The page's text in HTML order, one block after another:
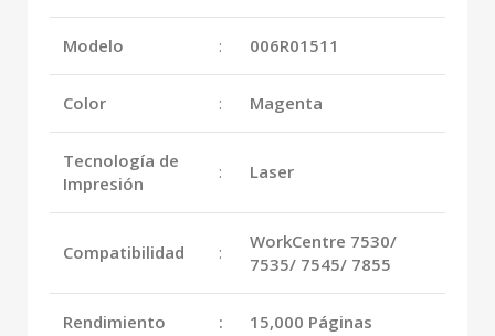
Modelo : 006R01511
Color : Magenta
Tecnología de
Impresión
: Laser
Compatibilidad :
WorkCentre 7530/
7535/ 7545/ 7855
Rendimiento : 15,000 Páginas